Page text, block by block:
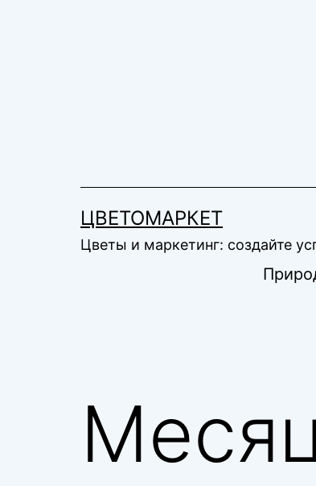
ЦВЕТОМАРКЕТ
Цветы и маркетинг: создайте